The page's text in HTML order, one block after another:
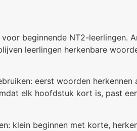
beginnende NT2-leerlingen.
leerlingen herkenbare
eerst woorden herkennen
elk hoofdstuk kort is, past
klein beginnen met korte,